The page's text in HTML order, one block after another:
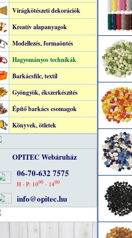
Virágkötészeti dekorációk
Kreatív alapanyagok
Modellezés, formaöntés
Hagyományos technikák
Barkácsfilc, textil
Gyöngyök, ékszerkészítés
Építő barkács csomagok
Könyvek, ötletek
OPITEC Webáruház
06-70-632 7575
H - P: 1000- 1400
info@opitec.hu